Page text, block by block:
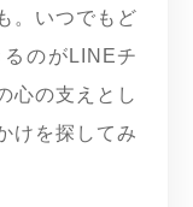
。いつでもど
のがLINEチ
心の支えとし
けを探してみ